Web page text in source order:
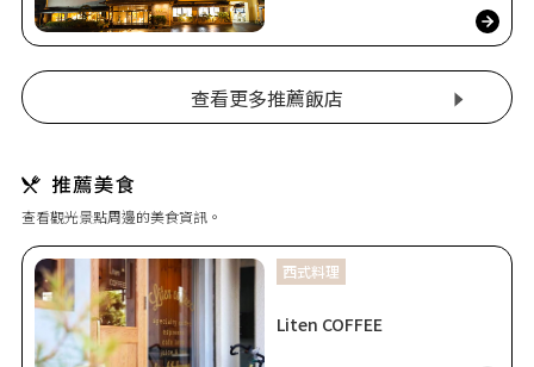
查看更多推薦飯店
查看觀光景點周邊的美食資訊。
西式料理
Liten COFFEE